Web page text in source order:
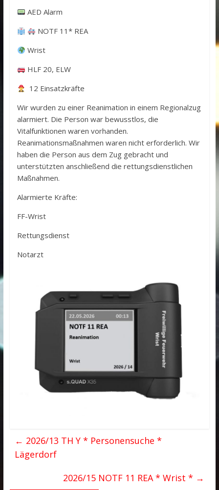
AED Alarm
NOTF 11* REA
Wrist
HLF 20, ELW
12 Einsatzkräfte
Wir wurden zu einer Reanimation in einem Regionalzug
alarmiert. Die Person war bewusstlos, die
Vitalfunktionen waren vorhanden.
Reanimationsmaßnahmen waren nicht erforderlich. Wir
haben die Person aus dem Zug gebracht und
unterstützten anschließend die rettungsdienstlichen
Maßnahmen.
Alarmierte Kräfte:
FF-Wrist
Rettungsdienst
Notarzt
← 2026/13 TH Y * Personensuche *
Lägerdorf
2026/15 NOTF 11 REA * Wrist * →